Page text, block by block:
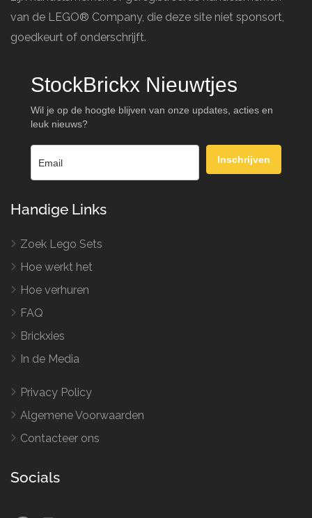
van de LEGO® Company, die deze site niet sponsort,
goedkeurt of onderschrijft.
StockBrickx Nieuwtjes
Wil je op de hoogte blijven van onze updates, acties en
leuk nieuws?
Inschrijven
Handige Links
Zoek Lego Sets
Hoe werkt het
Hoe verhuren
FAQ
Brickxies
In de Media
Privacy Policy
Algemene Voorwaarden
Contacteer ons
Socials